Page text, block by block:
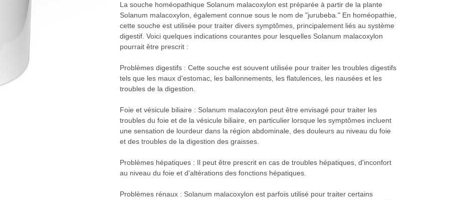
La souche homéopathique Solanum malacoxylon est préparée à partir de la plante
Solanum malacoxylon, également connue sous le nom de "jurubeba." En homéopathie,
cette souche est utilisée pour traiter divers symptômes, principalement liés au système
digestif. Voici quelques indications courantes pour lesquelles Solanum malacoxylon
pourrait être prescrit :
Problèmes digestifs : Cette souche est souvent utilisée pour traiter les troubles digestifs
tels que les maux d'estomac, les ballonnements, les flatulences, les nausées et les
troubles de la digestion.
Foie et vésicule biliaire : Solanum malacoxylon peut être envisagé pour traiter les
troubles du foie et de la vésicule biliaire, en particulier lorsque les symptômes incluent
une sensation de lourdeur dans la région abdominale, des douleurs au niveau du foie
et des troubles de la digestion des graisses.
Problèmes hépatiques : Il peut être prescrit en cas de troubles hépatiques, d'inconfort
au niveau du foie et d'altérations des fonctions hépatiques.
Problèmes rénaux : Solanum malacoxylon est parfois utilisé pour traiter certains